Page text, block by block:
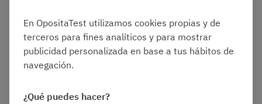
incluirá un apartado en el que podréis
puntuar si contáis con alguna titulación
oficial superior a la requerida para la
convocatoria
vuestro aprendizaje continuo en vuestra
En OpositaTest utilizamos cookies propias y de
terceros para fines analíticos y para mostrar
publicidad personalizada en base a tus hábitos de
navegación.
¿Qué puedes hacer?